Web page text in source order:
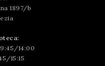
1897/b
14:00
15:15